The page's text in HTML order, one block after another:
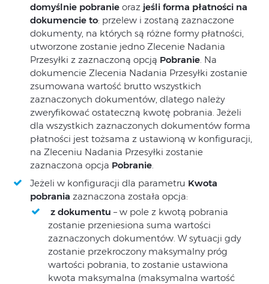
domyślnie pobranie oraz jeśli forma płatności na
dokumencie to: przelew i zostaną zaznaczone
dokumenty, na których są różne formy płatności,
utworzone zostanie jedno Zlecenie Nadania
Przesyłki z zaznaczoną opcją Pobranie. Na
dokumencie Zlecenia Nadania Przesyłki zostanie
zsumowana wartość brutto wszystkich
zaznaczonych dokumentów, dlatego należy
zweryfikować ostateczną kwotę pobrania. Jeżeli
dla wszystkich zaznaczonych dokumentów forma
płatności jest tożsama z ustawioną w konfiguracji,
na Zleceniu Nadania Przesyłki zostanie
zaznaczona opcja Pobranie.
Jeżeli w konfiguracji dla parametru Kwota
pobrania zaznaczona została opcja:
z dokumentu – w pole z kwotą pobrania
zostanie przeniesiona suma wartości
zaznaczonych dokumentów. W sytuacji gdy
zostanie przekroczony maksymalny próg
wartości pobrania, to zostanie ustawiona
kwota maksymalna (maksymalna wartość